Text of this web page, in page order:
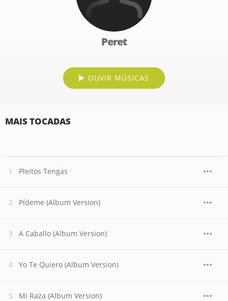
Peret
OUVIR MÚSICAS
MAIS TOCADAS
Pleitos Tengas
Pídeme (Album Version)
A Caballo (Album Version)
Yo Te Quiero (Album Version)
Mi Raza (Album Version)